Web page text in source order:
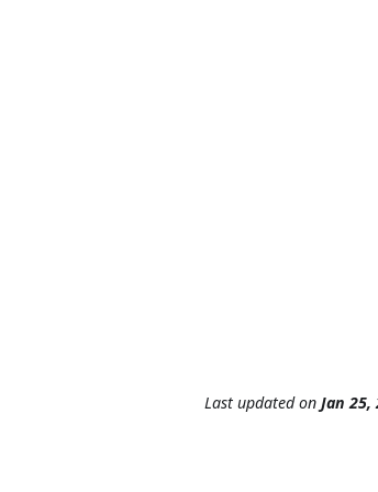
Last updatedon Jan 25,